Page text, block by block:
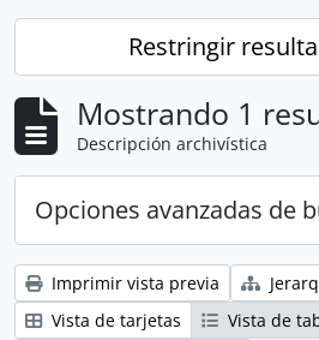
Restringir
Mostrando 1
Descripción archivística
Opciones avanzadas de
Imprimir vista previa
Vista de tarjetas
Vista de